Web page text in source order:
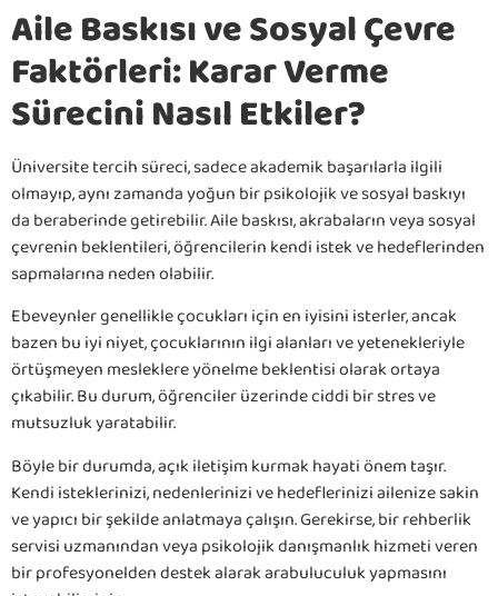
Aile Baskısı ve Sosyal Çevre
Faktörleri: Karar Verme
Sürecini Nasıl Etkiler?
Üniversite tercih süreci, sadece akademik başarılarla ilgili
olmayıp, aynı zamanda yoğun bir psikolojik ve sosyal baskıyı
da beraberinde getirebilir. Aile baskısı, akrabaların veya sosyal
çevrenin beklentileri, öğrencilerin kendi istek ve hedeflerinden
sapmalarına neden olabilir.
Ebeveynler genellikle çocukları için en iyisini isterler, ancak
bazen bu iyi niyet, çocuklarının ilgi alanları ve yetenekleriyle
örtüşmeyen mesleklere yönelme beklentisi olarak ortaya
çıkabilir. Bu durum, öğrenciler üzerinde ciddi bir stres ve
mutsuzluk yaratabilir.
Böyle bir durumda, açık iletişim kurmak hayati önem taşır.
Kendi isteklerinizi, nedenlerinizi ve hedeflerinizi ailenize sakin
ve yapıcı bir şekilde anlatmaya çalışın. Gerekirse, bir rehberlik
servisi uzmanından veya psikolojik danışmanlık hizmeti veren
bir profesyonelden destek alarak arabuluculuk yapmasını